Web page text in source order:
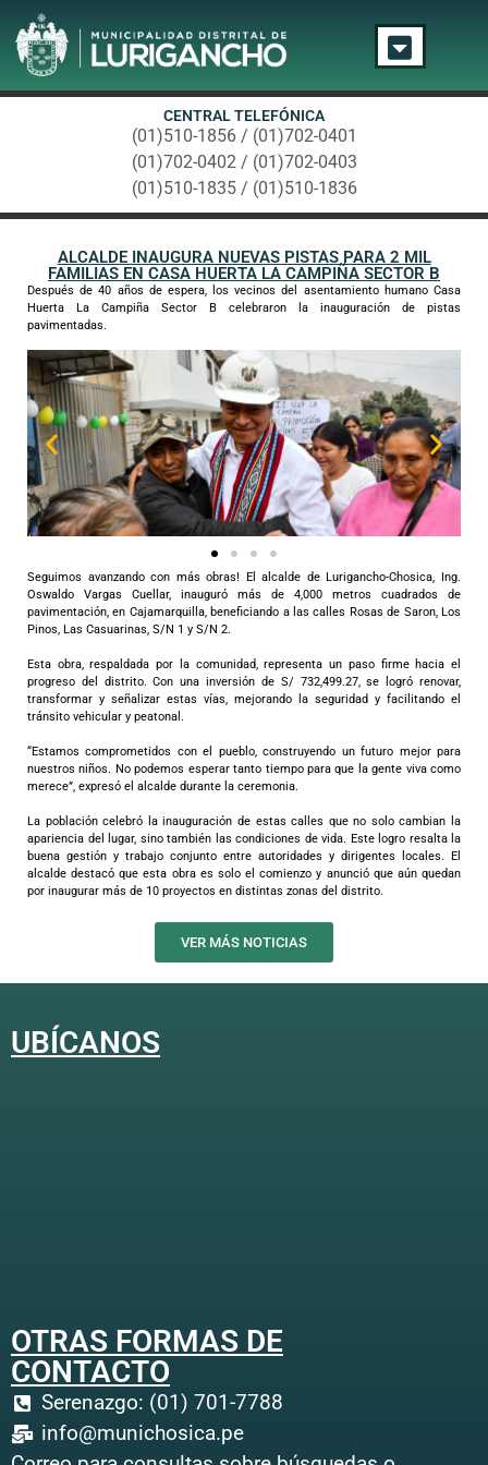
CENTRAL TELEFÓNICA
(01)510-1856 / (01)702-0401
(01)702-0402 / (01)702-0403
(01)510-1835 / (01)510-1836
ALCALDE INAUGURA NUEVAS PISTAS PARA 2 MIL
FAMILIAS EN CASA HUERTA LA CAMPIÑA SECTOR B
Después de 40 años de espera, los vecinos del asentamiento humano Casa
Huerta La Campiña Sector B celebraron la inauguración de pistas
pavimentadas.
Seguimos avanzando con más obras! El alcalde de Lurigancho-Chosica, Ing.
Oswaldo Vargas Cuellar, inauguró más de 4,000 metros cuadrados de
pavimentación, en Cajamarquilla, beneficiando a las calles Rosas de Saron, Los
Pinos, Las Casuarinas, S/N 1 y S/N 2.
Esta obra, respaldada por la comunidad, representa un paso firme hacia el
progreso del distrito. Con una inversión de S/ 732,499.27, se logró renovar,
transformar y señalizar estas vías, mejorando la seguridad y facilitando el
tránsito vehicular y peatonal.
“Estamos comprometidos con el pueblo, construyendo un futuro mejor para
nuestros niños. No podemos esperar tanto tiempo para que la gente viva como
merece”, expresó el alcalde durante la ceremonia.
La población celebró la inauguración de estas calles que no solo cambian la
apariencia del lugar, sino también las condiciones de vida. Este logro resalta la
buena gestión y trabajo conjunto entre autoridades y dirigentes locales. El
alcalde destacó que esta obra es solo el comienzo y anunció que aún quedan
por inaugurar más de 10 proyectos en distintas zonas del distrito.
VER MÁS NOTICIAS
UBÍCANOS
OTRAS FORMAS DE
CONTACTO
Serenazgo: (01) 701-7788
info@munichosica.pe